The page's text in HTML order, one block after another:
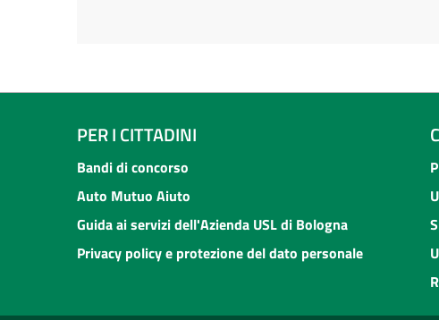
PER I CITTADINI
Bandi di concorso
Auto Mutuo Aiuto
Guida ai servizi dell'Azienda USL di Bologna
Privacy policy e protezione del dato personale